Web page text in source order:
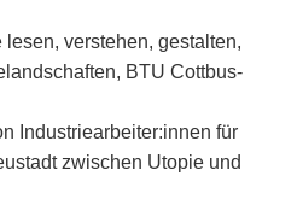
verstehen, gestalten,
BTU Cottbus-
Industriearbeiter:innen für
zwischen Utopie und